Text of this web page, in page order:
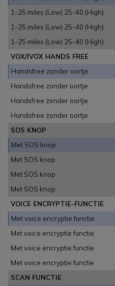
1-25 miles (Low) 25-40 (High)
1-25 miles (Low) 25-40 (High)
1-25 miles (Low) 25-40 (High)
VOX/IVOX HANDS FREE
Handsfree zonder oortje
Handsfree zonder oortje
Handsfree zonder oortje
Handsfree zonder oortje
SOS KNOP
Met SOS knop
Met SOS knop
Met SOS knop
Met SOS knop
VOICE ENCRYPTIE-FUNCTIE
Met voice encryptie functie
Met voice encryptie functie
Met voice encryptie functie
Met voice encryptie functie
SCAN FUNCTIE